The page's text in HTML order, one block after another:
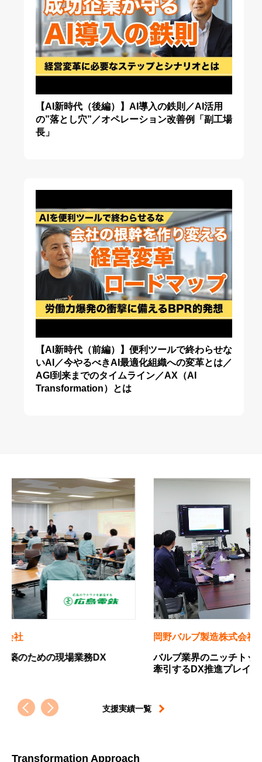
【AI新時代（後編）】AI導入の鉄則／AI活用
の”落とし穴”／オペレーション改善例「副工場
長」
【AI新時代（前編）】便利ツールで終わらせな
いAI／今やるべきAI最適化組織への変革とは／
AGI到来までのタイムライン／AX（AI
Transformation）とは
バルブ業界のニッチトップから、設備産業を
牽引するDX推進プレイヤーへの軌跡
四国経
中小企
すため
支援実績一覧
Transformation Approach